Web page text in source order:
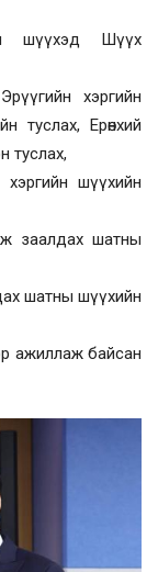
шүүхэд Шүүх
хэргийн
туслах, Ерөнхий
туслах,
шүүхийн
заалдах шатны
шатны шүүхийн
ажиллаж байсан